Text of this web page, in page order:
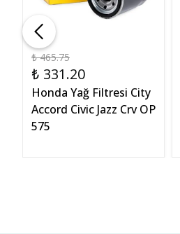
₺ 465.75
₺ 331.20
Honda Yağ Filtresi City
Accord Civic Jazz Crv OP
575